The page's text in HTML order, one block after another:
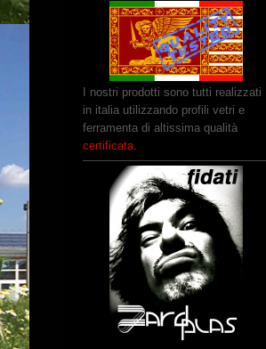
I nostri prodotti sono tutti realizzati
in italia utilizzando profili vetri e
ferramenta di altissima qualità
certificata.